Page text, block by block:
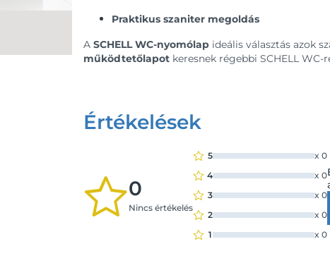
Praktikus szaniter megoldás
A SCHELL WC-nyomólap ideális választás azok
működtetőlapot keresnek régebbi SCHELL WC-
Értékelések
0
Nincs értékelés
5 x 0
4
x 0
3
x 0
2
x 0
1
x 0